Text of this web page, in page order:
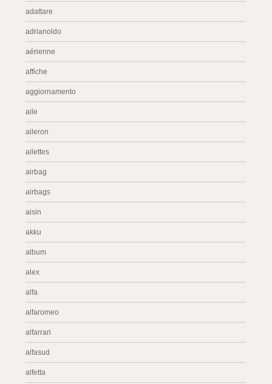
adattare
adrianoldo
aérienne
affiche
aggiornamento
aile
aileron
ailettes
airbag
airbags
aisin
akku
album
alex
alfa
alfaromeo
alfarrari
alfasud
alfetta